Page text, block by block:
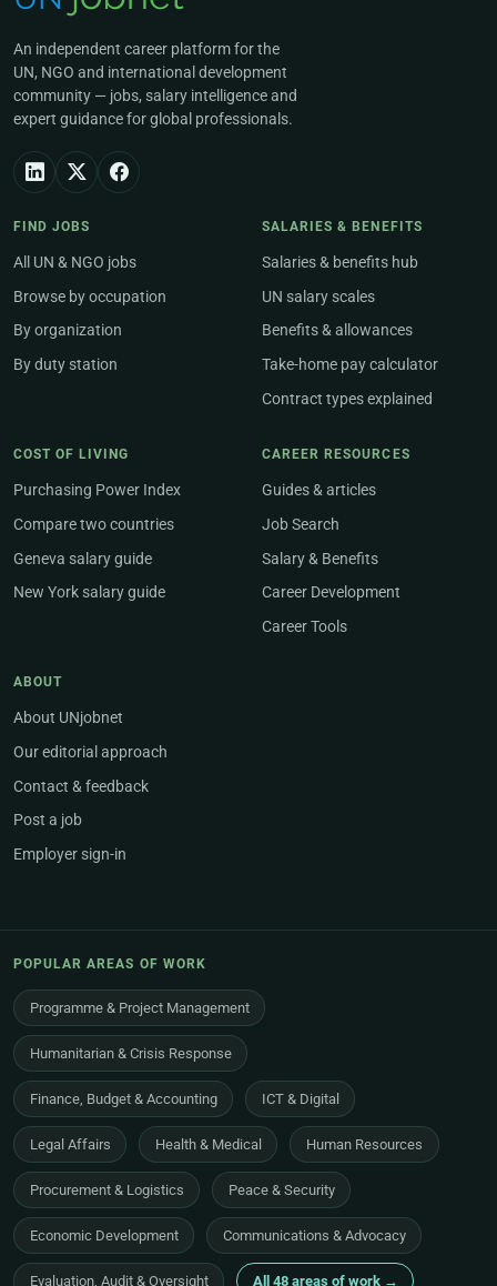
An independent career platform for the
UN, NGO and international development
community — jobs, salary intelligence and
expert guidance for global professionals.
FIND JOBS
All UN & NGO jobs
Browse by occupation
By organization
By duty station
SALARIES & BENEFITS
Salaries & benefits hub
UN salary scales
Benefits & allowances
Take-home pay calculator
Contract types explained
COST OF LIVING
Purchasing Power Index
Compare two countries
Geneva salary guide
New York salary guide
CAREER RESOURCES
Guides & articles
Job Search
Salary & Benefits
Career Development
Career Tools
ABOUT
About UNjobnet
Our editorial approach
Contact & feedback
Post a job
Employer sign-in
POPULAR AREAS OF WORK
Programme & Project Management
Humanitarian & Crisis Response
Finance, Budget & Accounting ICT & Digital
Legal Affairs Health & Medical Human Resources
Procurement & Logistics Peace & Security
Economic Development Communications & Advocacy
Evaluation, Audit & Oversight All 48 areas of work →